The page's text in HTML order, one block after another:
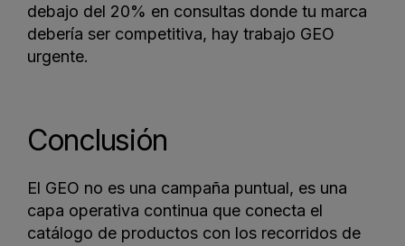
debajo del 20% en consultas donde tu marca
debería ser competitiva, hay trabajo GEO
urgente.
Conclusión
El GEO no es una campaña puntual, es una
capa operativa continua que conecta el
catálogo de productos con los recorridos de